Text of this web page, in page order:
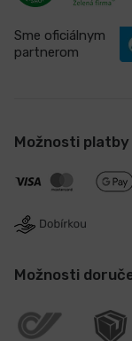
Sme oficiálnym
partnerom
Možnosti platby
Možnosti